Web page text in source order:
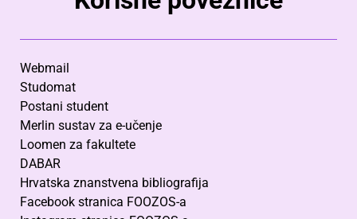
Webmail
Studomat
Postani student
Merlin sustav za e-učenje
Loomen za fakultete
DABAR
Hrvatska znanstvena bibliografija
Facebook stranica FOOZOS-a